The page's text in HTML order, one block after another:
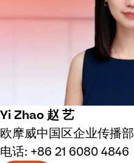
Yi Zhao 赵 艺
欧摩威中国区企业传播部
电话: +86 21 6080 4846